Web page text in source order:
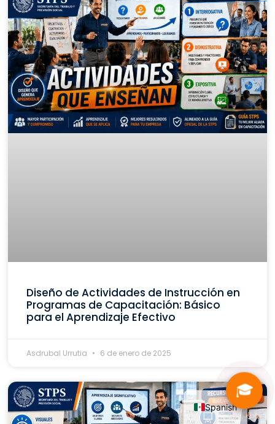
Diseño de Actividades de Instrucción en
Programas de Capacitación: Básico
para el Aprendizaje Efectivo
Asdrubal Urrutia 6 de enero de 2025
🎓
Spanish